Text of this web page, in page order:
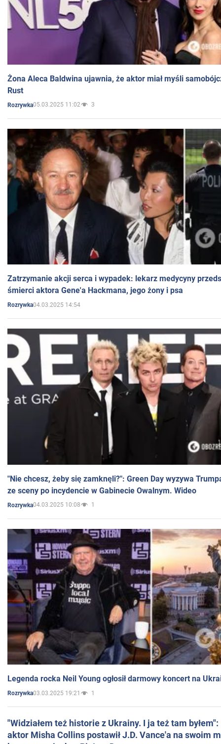
Żona Aleca Baldwina ujawnia, że aktor miał myśli
Rust
Rozrywka05.03.2025 11:02 3
Zatrzymanie akcji serca i wypadek: lekarz medycyny
śmierci aktora Gene'a Hackmana, jego żony i psa
Rozrywka04.03.2025 14:54
"Nie chcesz, żeby się zamknęli?": Green Day wyzywa
ze sceny po incydencie w Gabinecie Owalnym. Wideo
Rozrywka04.03.2025 10:08 1
Legenda rocka Neil Young ogłosił darmowy koncert na
Rozrywka03.03.2025 19:21 1
"Widziałem też historie z Ukrainy. I ja też tam
aktor Misha Collins postawił J.D. Vance'a na swoim